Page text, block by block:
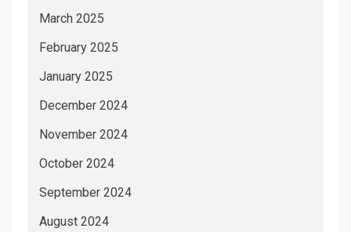
March 2025
February 2025
January 2025
December 2024
November 2024
October 2024
September 2024
August 2024